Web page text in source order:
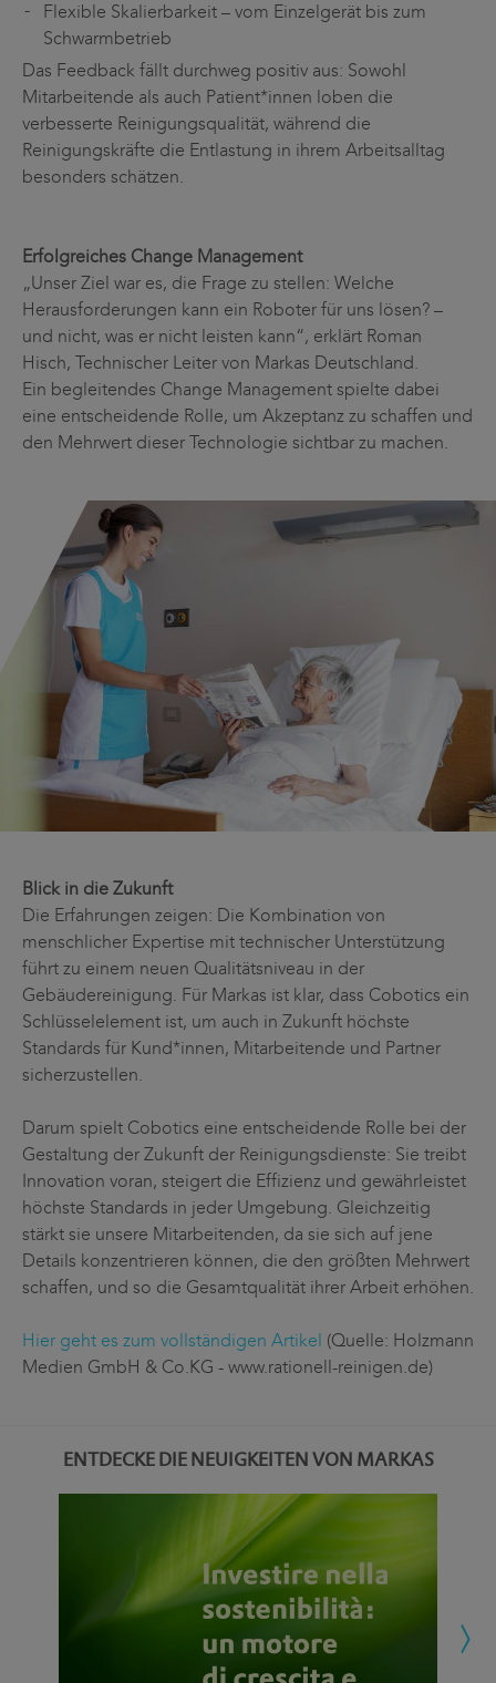
Flexible Skalierbarkeit – vom Einzelgerät bis zum
Schwarmbetrieb
Das Feedback fällt durchweg positiv aus: Sowohl
Mitarbeitende als auch Patient*innen loben die
verbesserte Reinigungsqualität, während die
Reinigungskräfte die Entlastung in ihrem Arbeitsalltag
besonders schätzen.
Erfolgreiches Change Management
„Unser Ziel war es, die Frage zu stellen: Welche
Herausforderungen kann ein Roboter für uns lösen? –
und nicht, was er nicht leisten kann“, erklärt Roman
Hisch, Technischer Leiter von Markas Deutschland.
Ein begleitendes Change Management spielte dabei
eine entscheidende Rolle, um Akzeptanz zu schaffen und
den Mehrwert dieser Technologie sichtbar zu machen.
Blick in die Zukunft
Die Erfahrungen zeigen: Die Kombination von
menschlicher Expertise mit technischer Unterstützung
führt zu einem neuen Qualitätsniveau in der
Gebäudereinigung. Für Markas ist klar, dass Cobotics ein
Schlüsselelement ist, um auch in Zukunft höchste
Standards für Kund*innen, Mitarbeitende und Partner
sicherzustellen.
Darum spielt Cobotics eine entscheidende Rolle bei der
Gestaltung der Zukunft der Reinigungsdienste: Sie treibt
Innovation voran, steigert die Effizienz und gewährleistet
höchste Standards in jeder Umgebung. Gleichzeitig
stärkt sie unsere Mitarbeitenden, da sie sich auf jene
Details konzentrieren können, die den größten Mehrwert
schaffen, und so die Gesamtqualität ihrer Arbeit erhöhen.
Hier geht es zum vollständigen Artikel (Quelle: Holzmann
Medien GmbH & Co.KG - www.rationell-reinigen.de)
ENTDECKE DIE NEUIGKEITEN VON MARKAS